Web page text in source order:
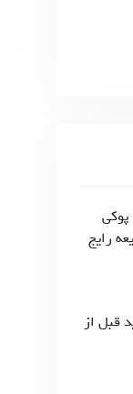
پوکی
رایج
قبل از